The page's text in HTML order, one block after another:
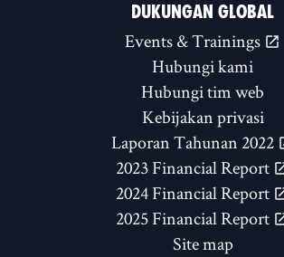
DUKUNGAN GLOBAL
Events & Trainings
Hubungi kami
Hubungi tim web
Kebijakan privasi
Laporan Tahunan 2022
2023 Financial Report
2024 Financial Report
2025 Financial Report
Site map